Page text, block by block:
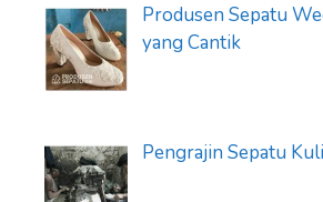
Produsen Sepatu
yang Cantik
Pengrajin Sepatu